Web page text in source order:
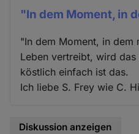
"In dem Moment, in
"In dem Moment, in dem
Leben vertreibt, wird
köstlich einfach ist das.
Ich liebe S. Frey wie C.
Diskussion anzeigen